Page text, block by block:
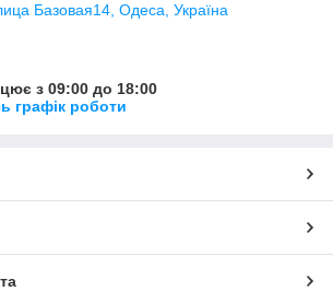
Базовая14, Одеса, Україна
з 09:00 до 18:00
графік роботи